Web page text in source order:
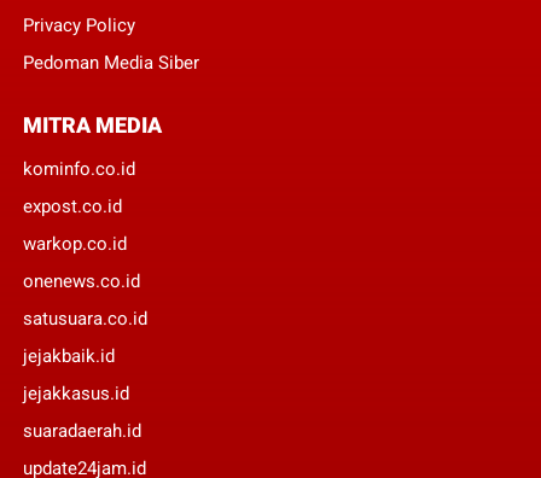
Privacy Policy
Pedoman Media Siber
MITRA MEDIA
kominfo.co.id
expost.co.id
warkop.co.id
onenews.co.id
satusuara.co.id
jejakbaik.id
jejakkasus.id
suaradaerah.id
update24jam.id